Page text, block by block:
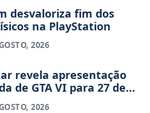
desvaloriza fim dos
na PlayStation
2026
revela apresentação
de GTA VI para 27 de
2026